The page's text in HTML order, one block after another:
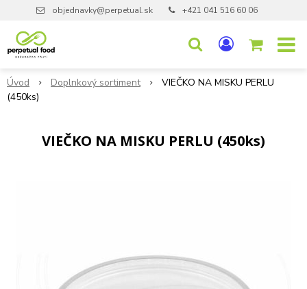
objednavky@perpetual.sk +421 041 516 60 06
Úvod Doplnkový sortiment
VIEČKO NA MISKU PERLU
(450ks)
VIEČKO NA MISKU PERLU (450ks)